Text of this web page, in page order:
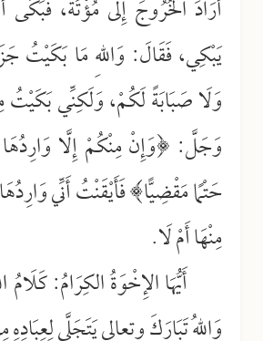
أَرَادَ الْخُرُوجَ إِلَى مُؤْتَةَ،
يَبْكِي، فَقَالَ: وَاللهِ مَا بَكَيْتُ
وَلَا صَبَابَةً لَكُمْ، وَلَكِنِّي بَكَيْتُ
وَجَلَّ: ﴿وَإِنْ مِنْكُمْ إِلَّا
حَتْمًا مَقْضِيًّا﴾ فَأَيْقَنْتُ أَنِّي
مِنْهَا أَمْ لَا.
أَيُّهَا الإِخْوَةُ الكِرَامُ: كَلَامُ
وَاللهُ تَبَارَكَ وتعالى يَتَجَلَّى